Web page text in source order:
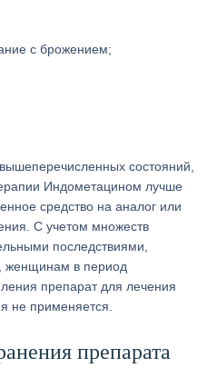
с брожением;
состояний,
Индометацином лучше
средство на аналог или
С учетом множеств
последствиями,
женщинам в период
препарат для лечения
не применяется.
препарата